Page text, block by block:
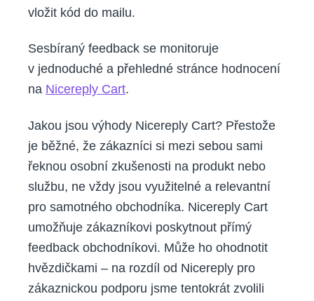
vložit kód do mailu.
Sesbíraný feedback se monitoruje
v jednoduché a přehledné stránce hodnocení
na Nicereply Cart.
Jakou jsou výhody Nicereply Cart? Přestože
je běžné, že zákazníci si mezi sebou sami
řeknou osobní zkušenosti na produkt nebo
službu, ne vždy jsou využitelné a relevantní
pro samotného obchodníka. Nicereply Cart
umožňuje zákazníkovi poskytnout přímý
feedback obchodníkovi. Může ho ohodnotit
hvězdičkami – na rozdíl od Nicereply pro
zákaznickou podporu jsme tentokrát zvolili